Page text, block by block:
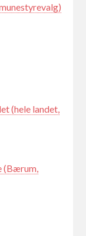
(hele landet,
(Bærum,